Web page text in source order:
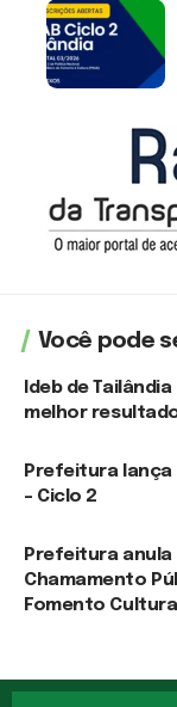
Você pode
Ideb de
melhor
Prefeitura lança
– Ciclo 2
Prefeitura anula
Chamamento
Fomento